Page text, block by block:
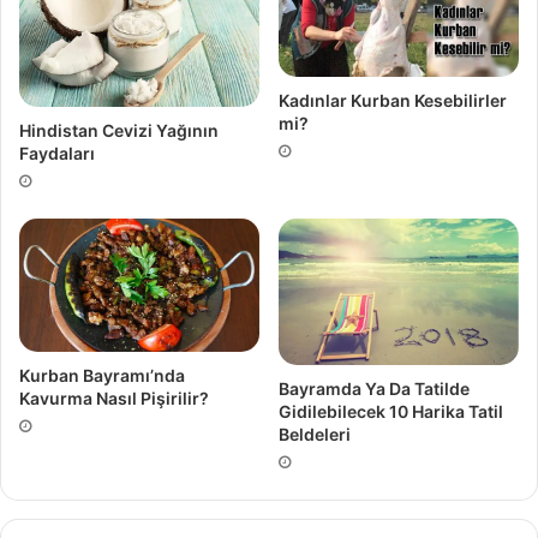
Hindistan Cevizi Yağının
Faydaları
Kadınlar Kurban Kesebilirler
mi?
Kurban Bayramı’nda
Kavurma Nasıl Pişirilir?
Bayramda Ya Da Tatilde
Gidilebilecek 10 Harika Tatil
Beldeleri